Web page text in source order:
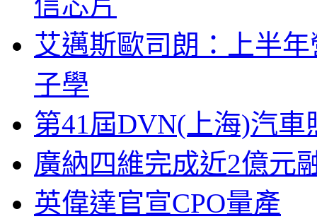
艾邁斯歐司朗：上半
子學
第41屆DVN(上海)汽
廣納四維完成近2億元
英偉達官宣CPO量產